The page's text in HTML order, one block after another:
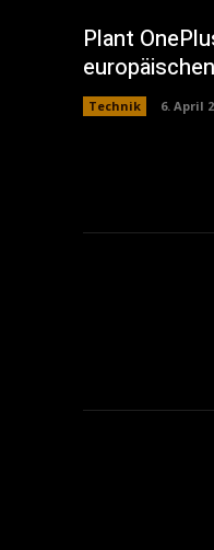
Plant
Technik 6. April